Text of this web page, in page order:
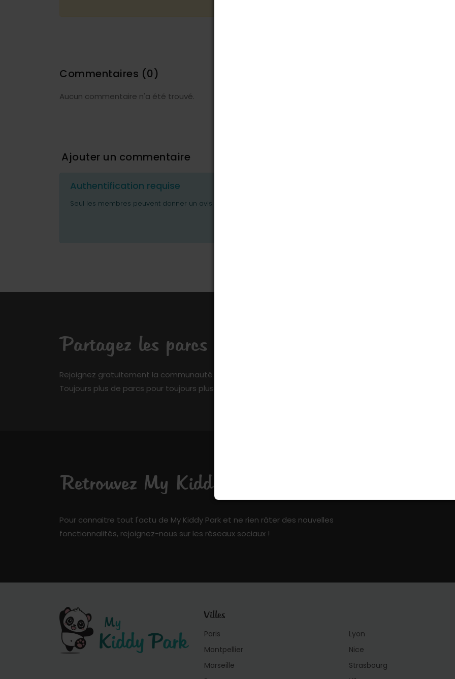
Commentaires (0)
Aucun commentaire n'a été trouvé.
Ajouter un commentaire
Authentification requise
Seul les membres peuvent donner un avis ou poser des questions.
Partagez les parcs que vous connaissez
Rejoignez gratuitement la communauté de My Kiddy Park et ajoutez votre pierre à l’édifice !
Toujours plus de parcs pour toujours plus de fun !
Retrouvez My Kiddy Park sur les réseaux sociaux !
Pour connaitre tout l'actu de My Kiddy Park et ne rien râter des nouvelles
fonctionnalités, rejoignez-nous sur les réseaux sociaux !
Villes
Paris
Montpellier
Marseille
Lyon
Nice
Strasbourg